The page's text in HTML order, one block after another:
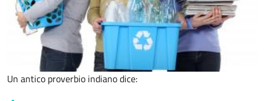
Un antico proverbio indiano dice: